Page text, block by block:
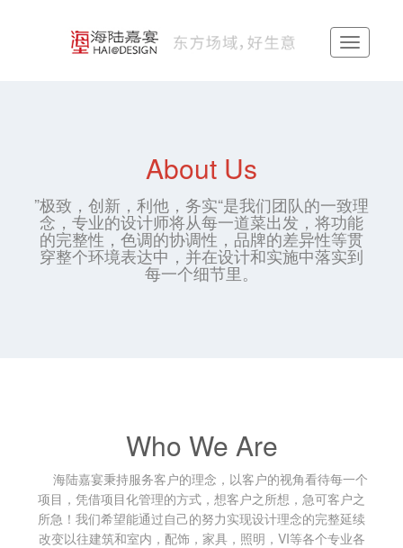
About Us
”极致，创新，利他，务实“是我们团队的一致理
念，专业的设计师将从每一道菜出发，将功能
的完整性，色调的协调性，品牌的差异性等贯
穿整个环境表达中，并在设计和实施中落实到
每一个细节里。
Who We Are
海陆嘉宴秉持服务客户的理念，以客户的视角看待每一个
项目，凭借项目化管理的方式，想客户之所想，急可客户之
所急！我们希望能通过自己的努力实现设计理念的完整延续
改变以往建筑和室内，配饰，家具，照明，VI等各个专业各